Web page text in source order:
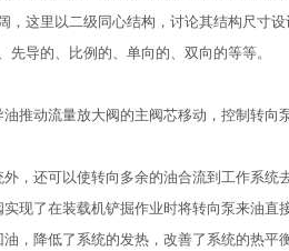
，这里以二级同心结构，讨论其结构尺寸
先导的、比例的、单向的、双向的等等。
推动流量放大阀的主阀芯移动，控制转
，还可以使转向多余的油合流到工作系
现了在装载机铲掘作业时将转向泵来油
，降低了系统的发热，改善了系统的热平